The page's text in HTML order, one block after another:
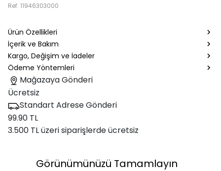
Ref. 11946303000
Ürün Özellikleri
İçerik ve Bakım
Kargo, Değişim ve İadeler
Ödeme Yöntemleri
Mağazaya Gönderi
Ücretsiz
Standart Adrese Gönderi
99.90 TL
3.500 TL üzeri siparişlerde ücretsiz
Görünümünüzü Tamamlayın